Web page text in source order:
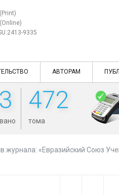
9335
АВТОРАМ
472
тома
журнала: «Евразийский Союз